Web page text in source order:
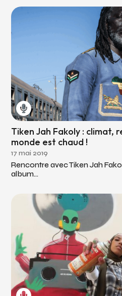
Tiken Jah Fakoly : climat,
monde est chaud !
17 mai 2019
Rencontre avec Tiken Jah
album...